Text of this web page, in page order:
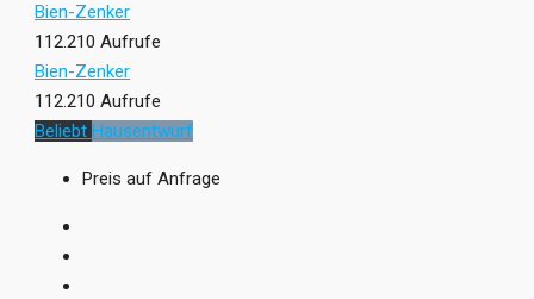
Bien-Zenker
112.210 Aufrufe
Bien-Zenker
112.210 Aufrufe
Beliebt Hausentwurf
Preis auf Anfrage